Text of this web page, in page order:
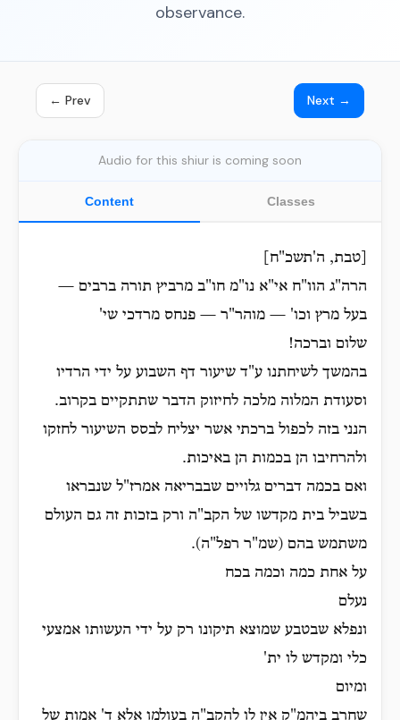
observance.
← Prev Next →
Audio for this shiur is coming soon
Content Classes
[טבת, ה'תשכ"ח]
הרה"ג הוו"ח אי"א נו"מ חו"ב מרביץ תורה ברבים —
בעל מרץ וכו' — מוהר"ר — פנחס מרדכי שי'
שלום וברכה!
בהמשך לשיחתנו ע"ד שיעור דף השבוע על ידי הרדיו
וסעודת המלוה מלכה לחיזוק הדבר שתתקיים בקרוב.
הנני בזה לכפול ברכתי אשר יצליח לבסס השיעור לחזקו
ולהרחיבו הן בכמות הן באיכות.
ואם בכמה דברים גלויים שבבריאה אמרז"ל שנבראו
בשביל בית מקדשו של הקב"ה ורק בזכות זה גם העולם
משתמש בהם (שמ"ר רפל"ה).
על אחת כמה וכמה בכח
נעלם
ונפלא שבטבע שמוצא תיקונו רק על ידי העשותו אמצעי
כלי ומקדש לו ית'
ומיום
שחרב ביהמ"ק אין לו להקב"ה בעולמו אלא ד' אמות של